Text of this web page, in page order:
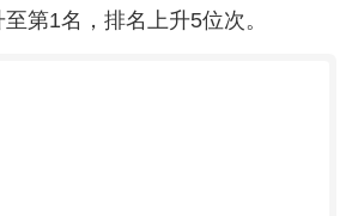
第1名，排名上升5位次。